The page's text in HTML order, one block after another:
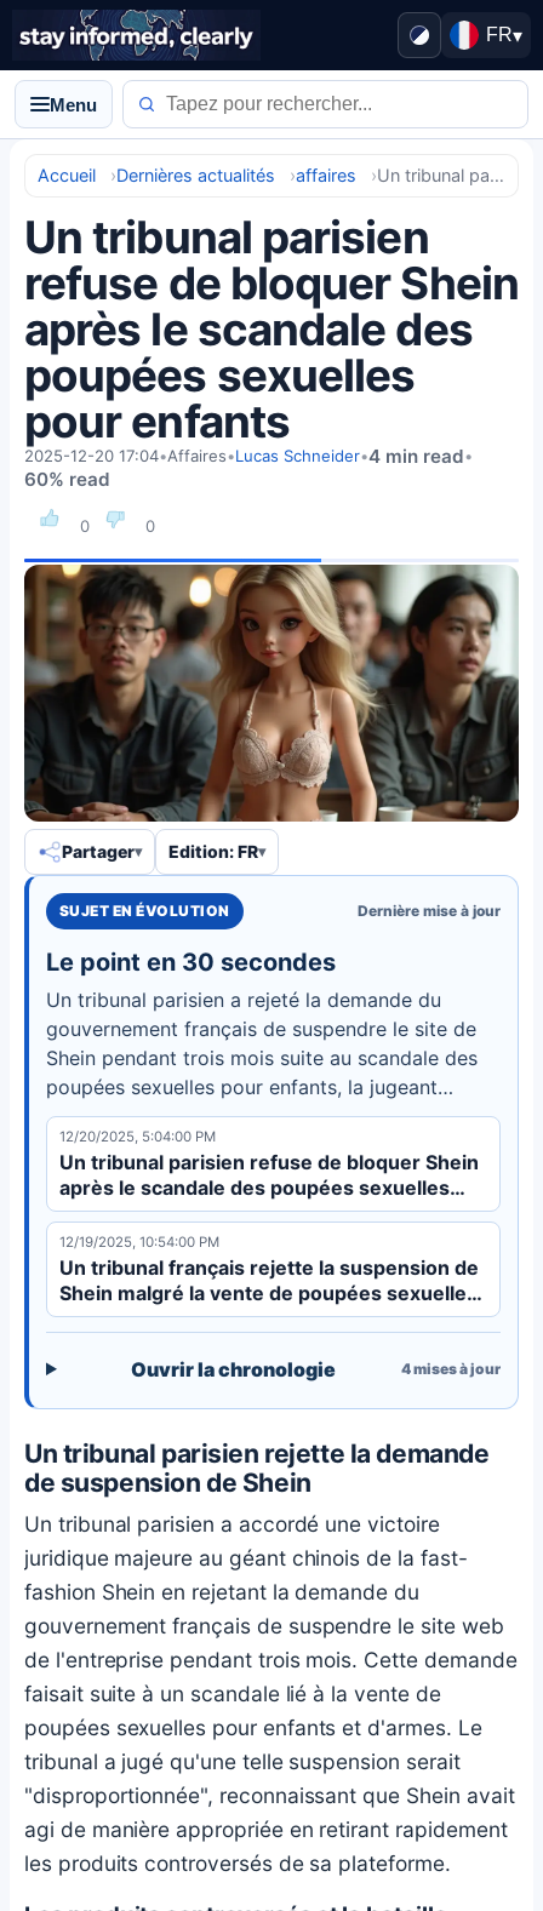
FR▾
Menu
Accueil Dernières actualités affaires Un tribunal parisien refuse de bloquer Shein après le scandale des poupées sexuelles pour enfants
Un tribunal parisien
refuse de bloquer Shein
après le scandale des
poupées sexuelles
pour enfants
0 0
2025-12-20 17:04•Affaires•Lucas Schneider•4 min read•
60% read
Partager Edition: FR
SUJET EN ÉVOLUTION Dernière mise à jour
Le point en 30 secondes
Un tribunal parisien a rejeté la demande du
gouvernement français de suspendre le site de
Shein pendant trois mois suite au scandale des
poupées sexuelles pour enfants, la jugeant
"disproportionnée". Shein est toutefois contraint
de mettre en place une vérification de l'âge pour
les ventes futures de poupées sexuelles.
12/20/2025, 5:04:00 PM
Un tribunal parisien refuse de bloquer Shein
après le scandale des poupées sexuelles
pour enfants
12/19/2025, 10:54:00 PM
Un tribunal français rejette la suspension de
Shein malgré la vente de poupées sexuelles
pour enfants
Ouvrir la chronologie 4mises à jour
Un tribunal parisien rejette la demande
de suspension de Shein
Un tribunal parisien a accordé une victoire
juridique majeure au géant chinois de la fast-
fashion Shein en rejetant la demande du
gouvernement français de suspendre le site web
de l'entreprise pendant trois mois. Cette demande
faisait suite à un scandale lié à la vente de
poupées sexuelles pour enfants et d'armes. Le
tribunal a jugé qu'une telle suspension serait
"disproportionnée", reconnaissant que Shein avait
agi de manière appropriée en retirant rapidement
les produits controversés de sa plateforme.